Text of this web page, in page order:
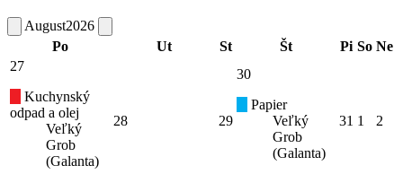
August2026
Po
Ut St Št Pi So Ne
27
Kuchynský
odpad a olej
Veľký
Grob
(Galanta)
28 29
30
Papier
Veľký
Grob
(Galanta)
31 1 2